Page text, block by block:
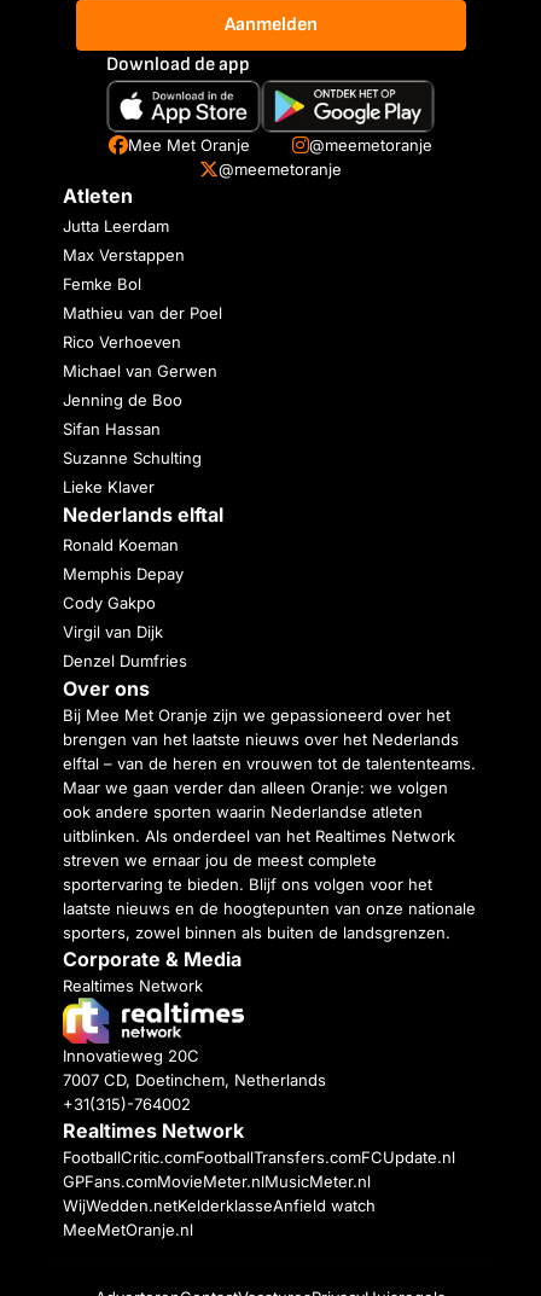
Aanmelden
Download de app
Mee Met Oranje
@meemetoranje
@meemetoranje
Atleten
Jutta Leerdam
Max Verstappen
Femke Bol
Mathieu van der Poel
Rico Verhoeven
Michael van Gerwen
Jenning de Boo
Sifan Hassan
Suzanne Schulting
Lieke Klaver
Nederlands elftal
Ronald Koeman
Memphis Depay
Cody Gakpo
Virgil van Dijk
Denzel Dumfries
Over ons
Bij Mee Met Oranje zijn we gepassioneerd over het
brengen van het laatste nieuws over het Nederlands
elftal – van de heren en vrouwen tot de talententeams.
Maar we gaan verder dan alleen Oranje: we volgen
ook andere sporten waarin Nederlandse atleten
uitblinken. Als onderdeel van het Realtimes Network
streven we ernaar jou de meest complete
sportervaring te bieden. Blijf ons volgen voor het
laatste nieuws en de hoogtepunten van onze nationale
sporters, zowel binnen als buiten de landsgrenzen.
Corporate & Media
Realtimes Network
Innovatieweg 20C
7007 CD, Doetinchem, Netherlands
+31(315)-764002
Realtimes Network
FootballCritic.comFootballTransfers.comFCUpdate.nl
GPFans.comMovieMeter.nlMusicMeter.nl
WijWedden.netKelderklasseAnfield watch
MeeMetOranje.nl